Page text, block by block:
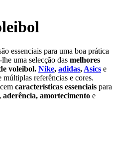
essenciais para uma boa prática
uma selecção das melhores
voleibol. Nike, adidas, Asics e
múltiplas referências e cores.
características essenciais para
aderência, amortecimento e